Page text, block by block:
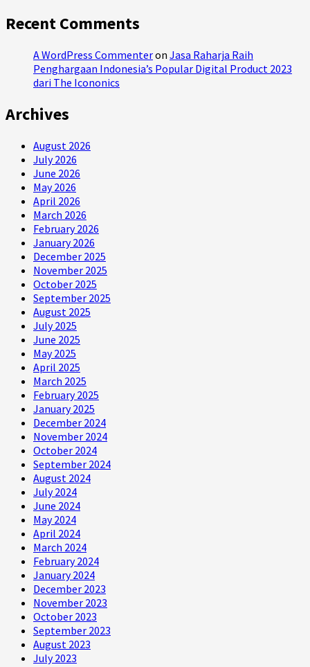
Recent Comments
A WordPress Commenteron Jasa Raharja Raih
Penghargaan Indonesia’s Popular Digital Product 2023
dari The Icononics
Archives
August 2026
July 2026
June 2026
May 2026
April 2026
March 2026
February 2026
January 2026
December 2025
November 2025
October 2025
September 2025
August 2025
July 2025
June 2025
May 2025
April 2025
March 2025
February 2025
January 2025
December 2024
November 2024
October 2024
September 2024
August 2024
July 2024
June 2024
May 2024
April 2024
March 2024
February 2024
January 2024
December 2023
November 2023
October 2023
September 2023
August 2023
July 2023